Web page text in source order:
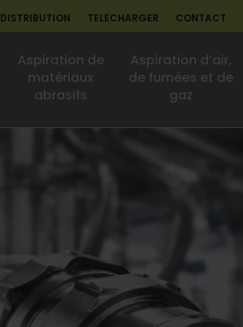
DISTRIBUTION TELECHARGER CONTACT
Aspiration de
matériaux
abrasifs
Aspiration d’air,
de fumées et de
gaz